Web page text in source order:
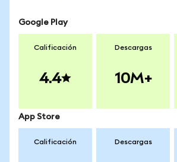
Google Play
Calificación
4.4
Descargas
10M+
App Store
Calificación Descargas